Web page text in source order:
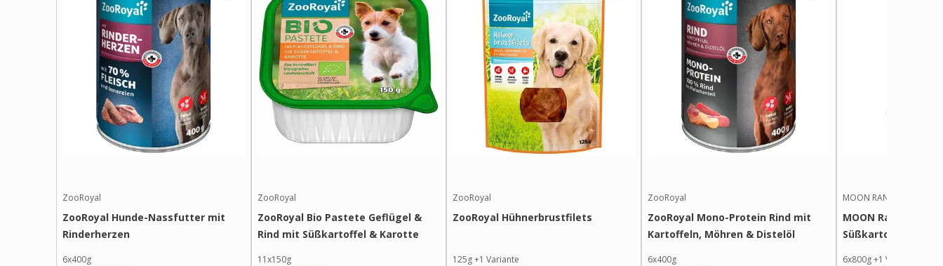
ZooRoyal
ZooRoyal Hunde-Nassfutter mit
Rinderherzen
6x400g
ZooRoyal
ZooRoyal Bio Pastete Geflügel &
Rind mit Süßkartoffel & Karotte
11x150g
ZooRoyal
ZooRoyal Hühnerbrustfilets
125g+1 Variante
ZooRoyal
ZooRoyal Mono-Protein Rind mit
Kartoffeln, Möhren & Distelöl
6x400g
MOON RANGER
MOON Ranger
Süßkartoffeln
6x800g+1 Variante